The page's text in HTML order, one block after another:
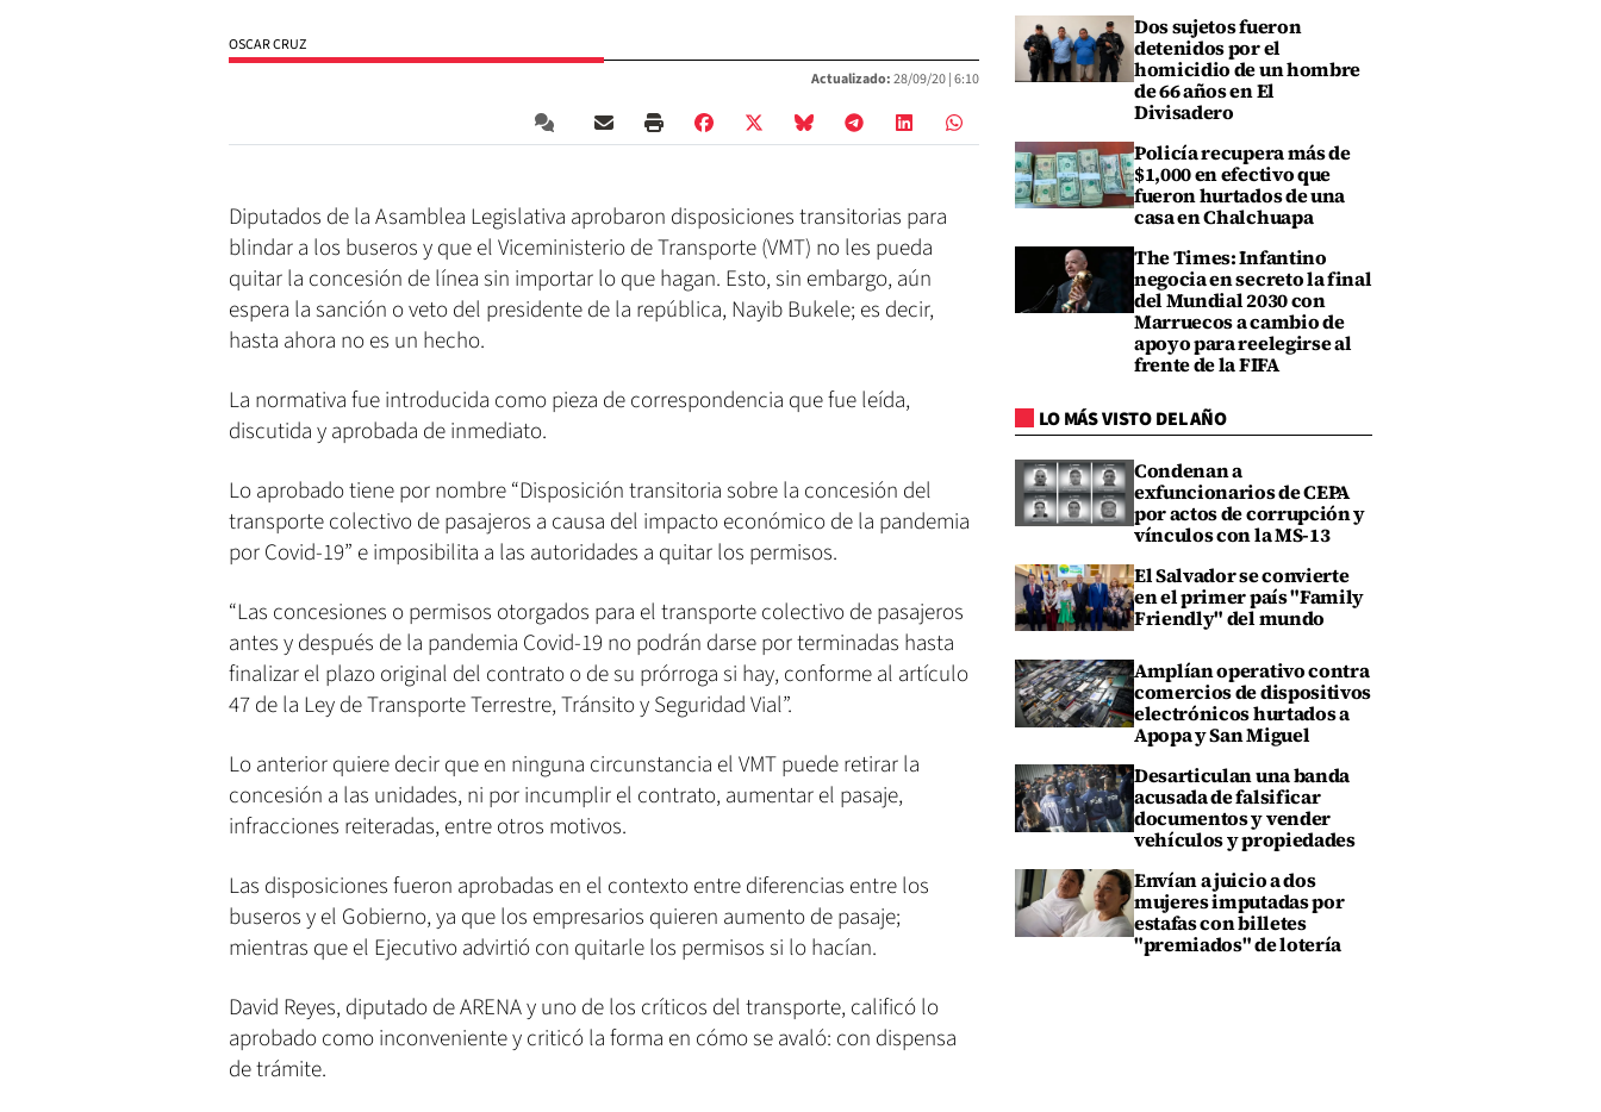
OSCAR CRUZ
Actualizado:28/09/20 |6:10
Diputados de la Asamblea Legislativa aprobaron disposiciones transitorias para
blindar a los buseros y que el Viceministerio de Transporte (VMT) no les pueda
quitar la concesión de línea sin importar lo que hagan. Esto, sin embargo, aún
espera la sanción o veto del presidente de la república, Nayib Bukele; es decir,
hasta ahora no es un hecho.
La normativa fue introducida como pieza de correspondencia que fue leída,
discutida y aprobada de inmediato.
Lo aprobado tiene por nombre “Disposición transitoria sobre la concesión del
transporte colectivo de pasajeros a causa del impacto económico de la pandemia
por Covid-19” e imposibilita a las autoridades a quitar los permisos.
“Las concesiones o permisos otorgados para el transporte colectivo de pasajeros
antes y después de la pandemia Covid-19 no podrán darse por terminadas hasta
finalizar el plazo original del contrato o de su prórroga si hay, conforme al artículo
47 de la Ley de Transporte Terrestre, Tránsito y Seguridad Vial”.
Lo anterior quiere decir que en ninguna circunstancia el VMT puede retirar la
concesión a las unidades, ni por incumplir el contrato, aumentar el pasaje,
infracciones reiteradas, entre otros motivos.
Las disposiciones fueron aprobadas en el contexto entre diferencias entre los
buseros y el Gobierno, ya que los empresarios quieren aumento de pasaje;
mientras que el Ejecutivo advirtió con quitarle los permisos si lo hacían.
David Reyes, diputado de ARENA y uno de los críticos del transporte, calificó lo
aprobado como inconveniente y criticó la forma en cómo se avaló: con dispensa
de trámite.
Dos sujetos fueron
detenidos por el
homicidio de un hombre
de 66 años en El
Divisadero
Policía recupera más de
$1,000 en efectivo que
fueron hurtados de una
casa en Chalchuapa
The Times: Infantino
negocia en secreto la final
del Mundial 2030 con
Marruecos a cambio de
apoyo para reelegirse al
frente de la FIFA
LO MÁS VISTO DEL AÑO
Condenan a
exfuncionarios de CEPA
por actos de corrupción y
vínculos con la MS-13
El Salvador se convierte
en el primer país "Family
Friendly" del mundo
Amplían operativo contra
comercios de dispositivos
electrónicos hurtados a
Apopa y San Miguel
Desarticulan una banda
acusada de falsificar
documentos y vender
vehículos y propiedades
Envían a juicio a dos
mujeres imputadas por
estafas con billetes
"premiados" de lotería